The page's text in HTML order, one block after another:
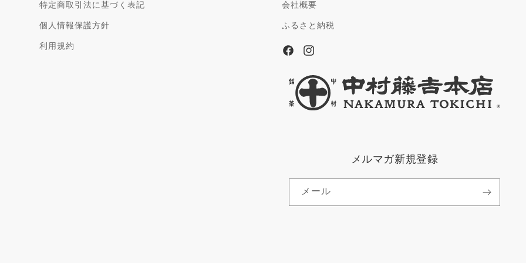
特定商取引法に基づく表記
個人情報保護方針
利用規約
会社概要
ふるさと納税
FacebookInstagram
メルマガ新規登録
メール